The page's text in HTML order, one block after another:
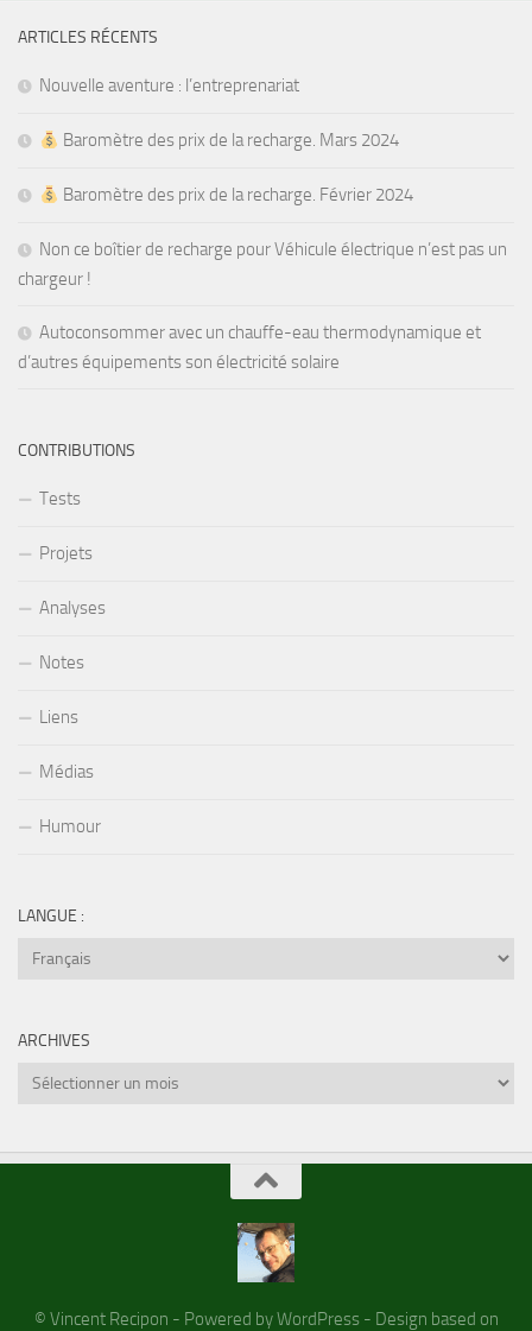
ARTICLES RÉCENTS
Nouvelle aventure : l’entreprenariat
Baromètre des prix de la recharge. Mars 2024
Baromètre des prix de la recharge. Février 2024
Non ce boîtier de recharge pour Véhicule électrique n’est pas un
chargeur !
Autoconsommer avec un chauffe-eau thermodynamique et
d’autres équipements son électricité solaire
CONTRIBUTIONS
Tests
Projets
Analyses
Notes
Liens
Médias
Humour
LANGUE :
ARCHIVES
Archives
© Vincent Recipon - Powered by WordPress - Design based on